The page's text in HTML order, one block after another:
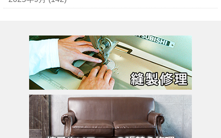
カルティエ
カンペール
ギ・ラロッシュ
グッチ
クロエ